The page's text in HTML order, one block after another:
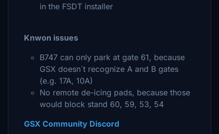
in the FSDT installer
Knwon issues
B747 can only park at gate 61, because
GSX doesn´t recognize A and B gates
(e.g. 17A, 10A)
No remote de-icing pads, because those
would block stand 60, 59, 53, 54
GSX Community Discord